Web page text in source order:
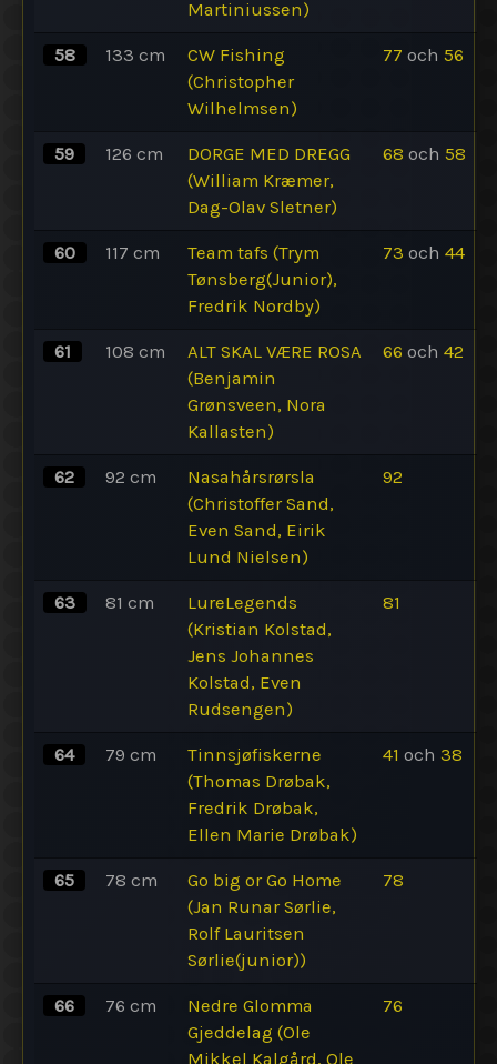
Martiniussen)
58 133 cm
CW Fishing
(Christopher
Wilhelmsen)
77 och 56
59 126 cm
DORGE MED DREGG
(William Kræmer,
Dag-Olav Sletner)
68 och 58
60 117 cm
Team tafs (Trym
Tønsberg(Junior),
Fredrik Nordby)
73 och 44
61 108 cm
ALT SKAL VÆRE ROSA
(Benjamin
Grønsveen, Nora
Kallasten)
66 och 42
62 92 cm
Nasahårsrørsla
(Christoffer Sand,
Even Sand, Eirik
Lund Nielsen)
92
63 81 cm
LureLegends
(Kristian Kolstad,
Jens Johannes
Kolstad, Even
Rudsengen)
81
64 79 cm
Tinnsjøfiskerne
(Thomas Drøbak,
Fredrik Drøbak,
Ellen Marie Drøbak)
41 och 38
65 78 cm
Go big or Go Home
(Jan Runar Sørlie,
Rolf Lauritsen
Sørlie(junior))
78
66 76 cm
Nedre Glomma
Gjeddelag (Ole
Mikkel Kalgård, Ole
76